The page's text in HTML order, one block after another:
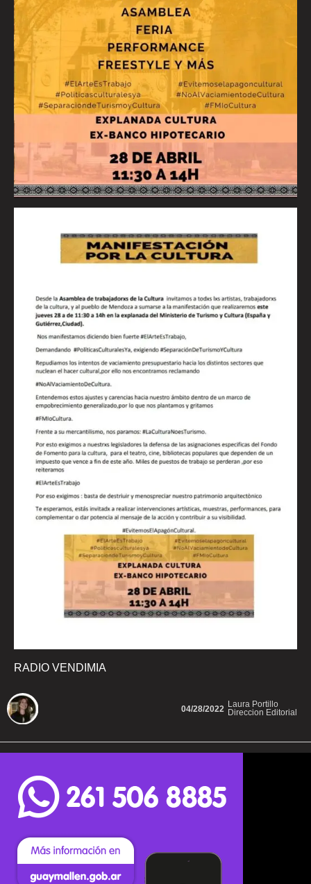
RADIO VENDIMIA
Laura Portillo
Direccion Editorial
04/28/2022